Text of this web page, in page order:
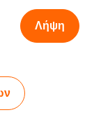
Λήψη